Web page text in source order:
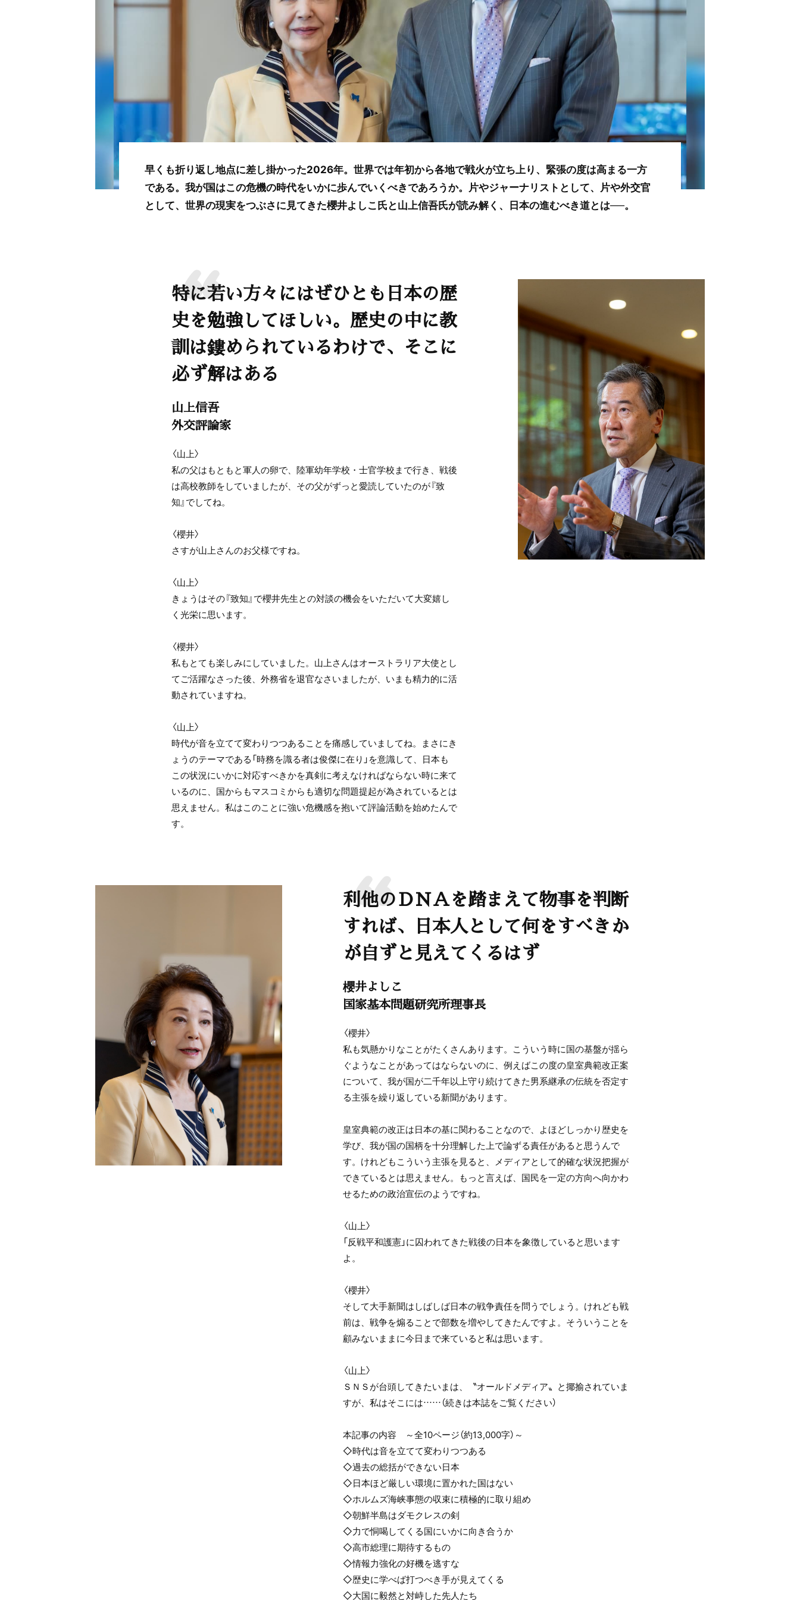
早くも折り返し地点に差し掛かった2026年。世界では年初から各地で戦火が立ち上り、緊張の度は高まる一方
である。我が国はこの危機の時代をいかに歩んでいくべきであろうか。片やジャーナリストとして、片や外交官
として、世界の現実をつぶさに見てきた櫻井よしこ氏と山上信吾氏が読み解く、日本の進むべき道とは──。
特に若い方々にはぜひとも日本の歴
史を勉強してほしい。歴史の中に教
訓は鏤められているわけで、そこに
必ず解はある
山上信吾
外交評論家
〈山上〉
私の父はもともと軍人の卵で、陸軍幼年学校・士官学校まで行き、戦後
は高校教師をしていましたが、その父がずっと愛読していたのが『致
知』でしてね。
〈櫻井〉
さすが山上さんのお父様ですね。
〈山上〉
きょうはその『致知』で櫻井先生との対談の機会をいただいて大変嬉し
く光栄に思います。
〈櫻井〉
私もとても楽しみにしていました。山上さんはオーストラリア大使とし
てご活躍なさった後、外務省を退官なさいましたが、いまも精力的に活
動されていますね。
〈山上〉
時代が音を立てて変わりつつあることを痛感していましてね。まさにき
ょうのテーマである「時務を識る者は俊傑に在り」を意識して、日本も
この状況にいかに対応すべきかを真剣に考えなければならない時に来て
いるのに、国からもマスコミからも適切な問題提起が為されているとは
思えません。私はこのことに強い危機感を抱いて評論活動を始めたんで
す。
利他のＤＮＡを踏まえて物事を判断
すれば、日本人として何をすべきか
が自ずと見えてくるはず
櫻井よしこ
国家基本問題研究所理事長
〈櫻井〉
私も気懸かりなことがたくさんあります。こういう時に国の基盤が揺ら
ぐようなことがあってはならないのに、例えばこの度の皇室典範改正案
について、我が国が二千年以上守り続けてきた男系継承の伝統を否定す
る主張を繰り返している新聞があります。
皇室典範の改正は日本の基に関わることなので、よほどしっかり歴史を
学び、我が国の国柄を十分理解した上で論ずる責任があると思うんで
す。けれどもこういう主張を見ると、メディアとして的確な状況把握が
できているとは思えません。もっと言えば、国民を一定の方向へ向かわ
せるための政治宣伝のようですね。
〈山上〉
「反戦平和護憲」に囚われてきた戦後の日本を象徴していると思います
よ。
〈櫻井〉
そして大手新聞はしばしば日本の戦争責任を問うでしょう。けれども戦
前は、戦争を煽ることで部数を増やしてきたんですよ。そういうことを
顧みないままに今日まで来ていると私は思います。
〈山上〉
ＳＮＳが台頭してきたいまは、〝オールドメディア〟と揶揄されていま
すが、私はそこには……（続きは本誌をご覧ください）
本記事の内容 ～全10ページ（約13,000字）～
◇時代は音を立てて変わりつつある
◇過去の総括ができない日本
◇日本ほど厳しい環境に置かれた国はない
◇ホルムズ海峡事態の収束に積極的に取り組め
◇朝鮮半島はダモクレスの剣
◇力で恫喝してくる国にいかに向き合うか
◇高市総理に期待するもの
◇情報力強化の好機を逃すな
◇歴史に学べば打つべき手が見えてくる
◇大国に毅然と対峙した先人たち